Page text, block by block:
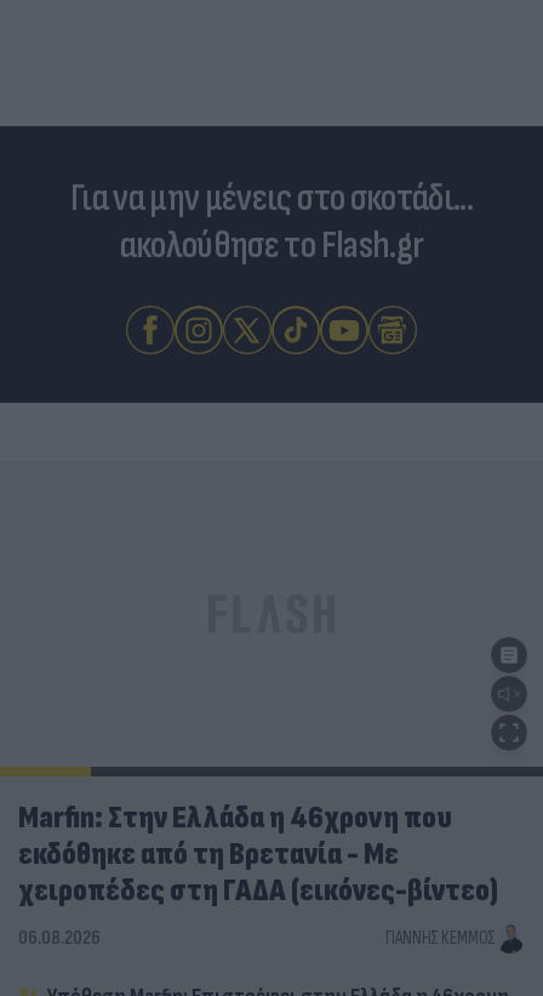
Για να μην μένεις στο σκοτάδι...
ακολούθησε το Flash.gr
Marfin: Στην Ελλάδα η 46χρονη που
εκδόθηκε από τη Βρετανία - Με
χειροπέδες στη ΓΑΔΑ (εικόνες-βίντεο)
06.08.2026 ΓΙΆΝΝΗΣ ΚΈΜΜΟΣ